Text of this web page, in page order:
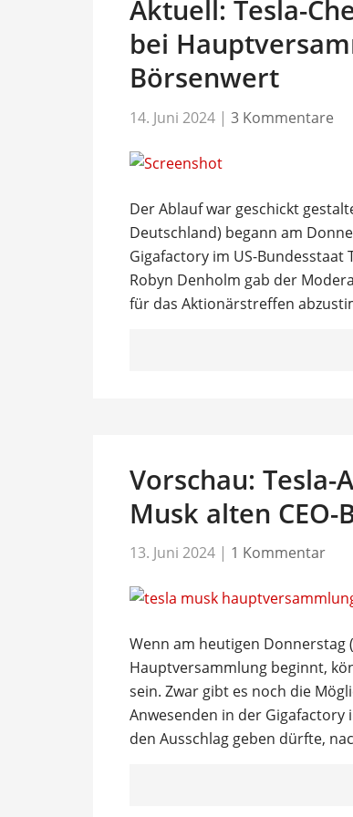
Aktuell: Tesla-
bei
Börsenwert
14. Juni 2024 | 3 Kommentare
Der Ablauf war geschickt
Deutschland) begann am
Gigafactory im US-Bundesstaat
Robyn Denholm gab der
für das Aktionärstreffen
Vorschau:
Musk alten
13. Juni 2024 | 1 Kommentar
Wenn am heutigen Donnerstag
Hauptversammlung beginnt,
sein. Zwar gibt es noch die
Anwesenden in der
den Ausschlag geben dürfte,